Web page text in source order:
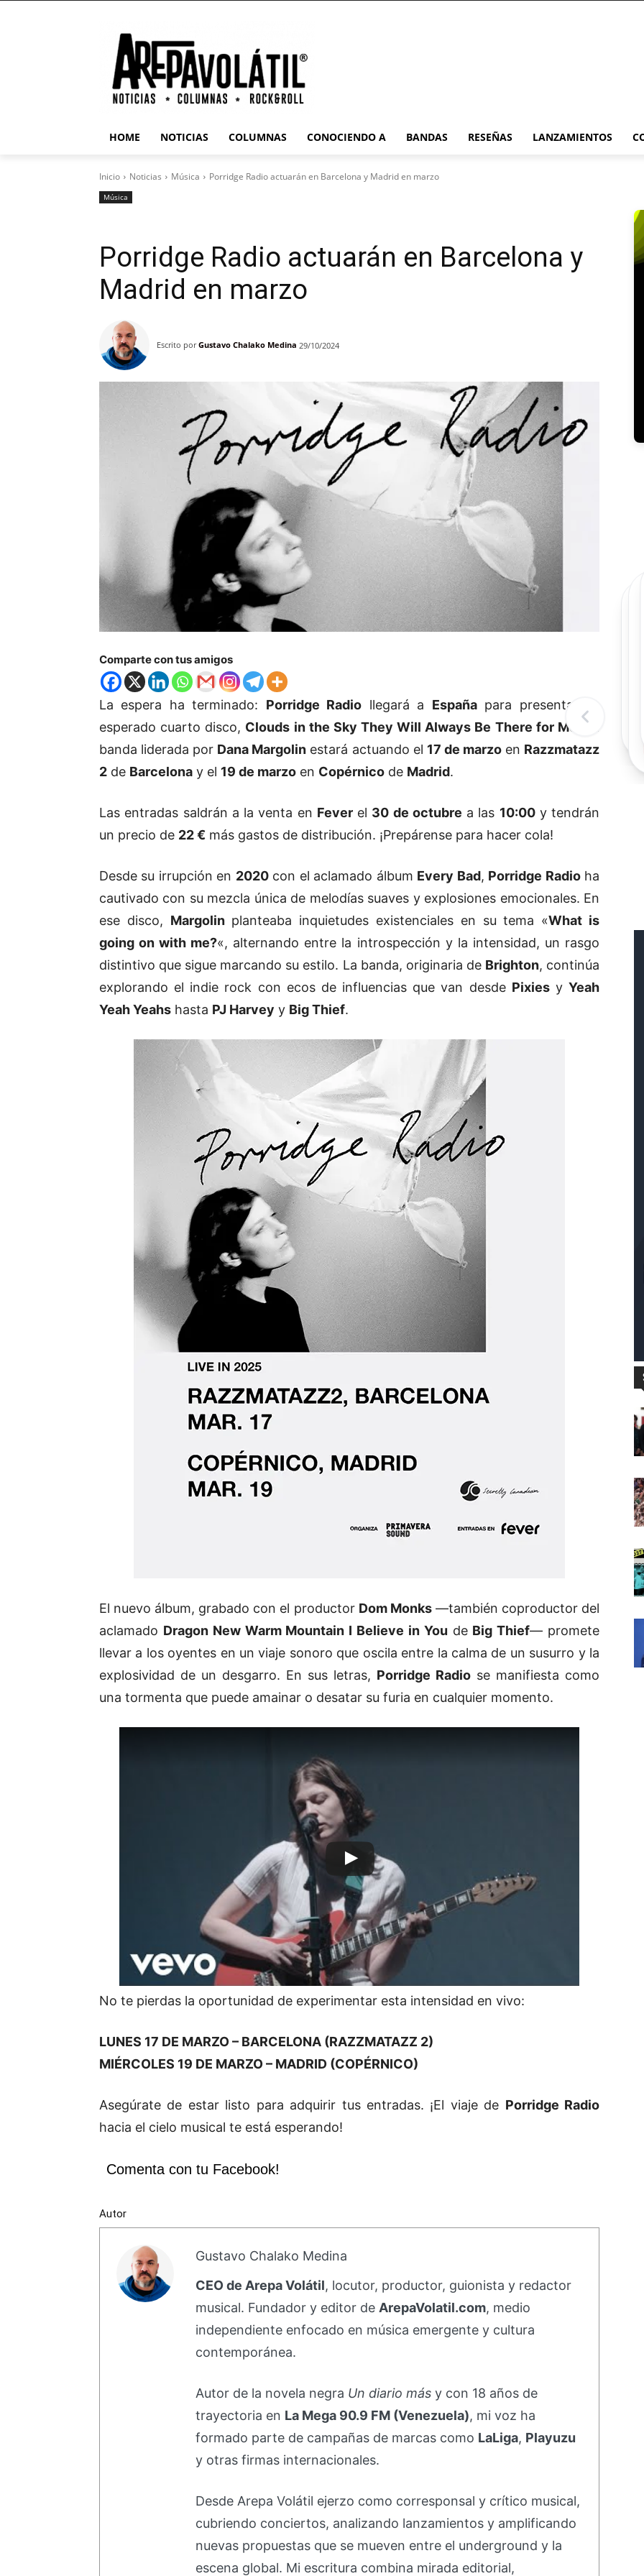
HOME NOTICIAS COLUMNAS CONOCIENDO A BANDAS RESEÑAS LANZAMIENTOS
Inicio Noticias Música Porridge Radio actuarán en Barcelona y Madrid en marzo
Música
Porridge Radio actuarán en Barcelona y
Madrid en marzo
Escrito por Gustavo Chalako Medina 29/10/2024
Comparte con tus amigos
La espera ha terminado: Porridge Radio llegará a Españapara presentar su
esperado cuarto disco, Clouds in the Sky They Will Always Be There for Me
. La
banda liderada por Dana Margolin estará actuando el 17 de marzoen Razzmatazz
2 de Barcelona y el 19 de marzo en Copérnico de Madrid.
Las entradas saldrán a la venta en Feverel 30 de octubre a las 10:00y tendrán
un precio de 22 € más gastos de distribución. ¡Prepárense para hacer cola!
Desde su irrupción en 2020con el aclamado álbum Every Bad, Porridge Radioha
cautivado con su mezcla única de melodías suaves y explosiones emocionales. En
ese disco, Margolinplanteaba inquietudes existenciales en su tema «What is
going on with me?«, alternando entre la introspección y la intensidad, un rasgo
distintivo que sigue marcando su estilo. La banda, originaria de Brighton, continúa
explorando el indie rock con ecos de influencias que van desde PixiesyYeah
Yeah Yeahs hasta PJ Harvey y Big Thief.
El nuevo álbum, grabado con el productor Dom Monks—también coproductor del
aclamado Dragon New Warm Mountain I Believe in You de Big Thief— promete
llevar a los oyentes en un viaje sonoro que oscila entre la calma de un susurro y la
explosividad de un desgarro. En sus letras, Porridge Radio se manifiesta como
una tormenta que puede amainar o desatar su furia en cualquier momento.
No te pierdas la oportunidad de experimentar esta intensidad en vivo:
LUNES 17 DE MARZO – BARCELONA (RAZZMATAZZ 2)
MIÉRCOLES 19 DE MARZO – MADRID (COPÉRNICO)
Asegúrate de estar listo para adquirir tus entradas. ¡El viaje de Porridge Radio
hacia el cielo musical te está esperando!
Comenta con tu Facebook!
Autor
Gustavo Chalako Medina
CEO de Arepa Volátil, locutor, productor, guionista y redactor
musical. Fundador y editor de ArepaVolatil.com, medio
independiente enfocado en música emergente y cultura
contemporánea.
Autor de la novela negra Un diario másy con 18 años de
trayectoria en La Mega 90.9 FM (Venezuela), mi voz ha
formado parte de campañas de marcas como LaLiga, Playuzu
y otras firmas internacionales.
Desde Arepa Volátil ejerzo como corresponsal y crítico musical,
cubriendo conciertos, analizando lanzamientos y amplificando
nuevas propuestas que se mueven entre el underground y la
escena global. Mi escritura combina mirada editorial,